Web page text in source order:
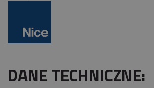
DANE TECHNICZNE: